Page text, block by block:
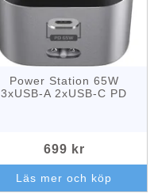
Power Station 65W
3xUSB-A 2xUSB-C PD
699 kr
Läs mer och köp